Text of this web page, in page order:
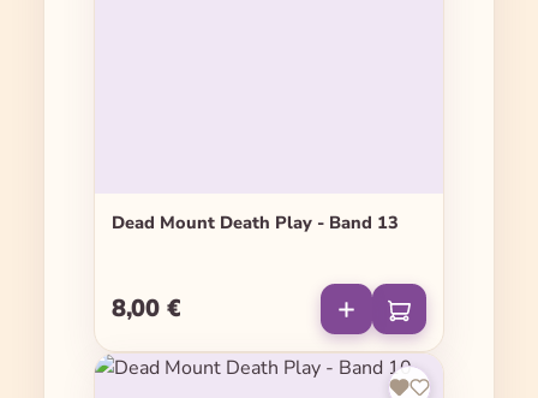
Dead Mount Death Play - Band 13
Regulärer Preis:
8,00 €